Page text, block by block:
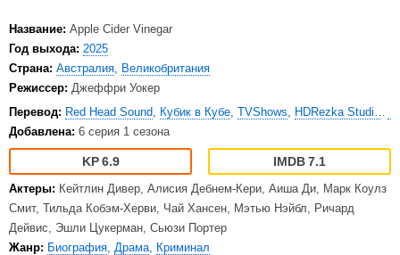
Название: Apple Cider Vinegar
Год выхода: 2025
Страна: Австралия, Великобритания
Режиссер: Джеффри Уокер
Перевод: Red Head Sound, Кубик в Кубе, TVShows, HDRezka Studio ,
Добавлена: 6 серия 1 сезона
6.9 7.1
Актеры: Кейтлин Дивер, Алисия Дебнем-Кери, Аиша Ди, Марк Коулз
Смит, Тильда Кобэм-Херви, Чай Хансен, Мэтью Нэйбл, Ричард
Дейвис, Эшли Цукерман, Сьюзи Портер
Жанр: Биография, Драма, Криминал